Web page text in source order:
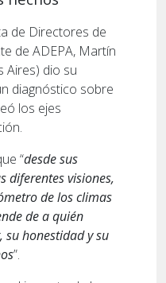
de Directores de
de ADEPA, Martín
Aires) dio su
diagnóstico sobre
los ejes
“desde sus
diferentes visiones,
de los climas
de a quién
su honestidad y su
”.